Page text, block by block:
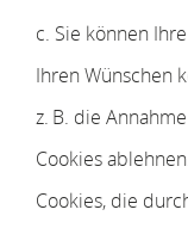
c. Sie können
Ihren Wünschen
z. B. die
Cookies
Cookies, die